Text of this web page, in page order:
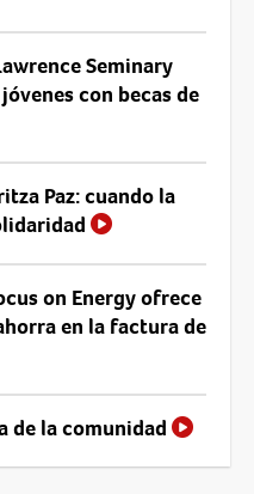
Seminary
con becas de
Paz: cuando la
on Energy ofrece
en la factura de
de la comunidad